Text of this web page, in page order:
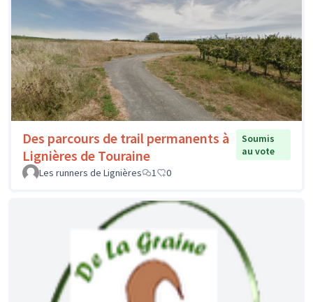
Des parcours de trail permanents à
Lignières de Touraine
Soumis
au vote
Les runners de Lignières
1 0